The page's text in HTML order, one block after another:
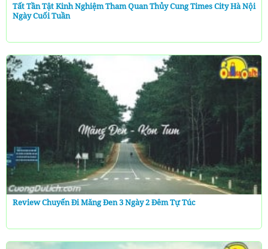
Tất Tần Tật Kinh Nghiệm Tham Quan Thủy Cung Times City Hà Nội
Ngày Cuối Tuần
Review Chuyến Đi Măng Đen 3 Ngày 2 Đêm Tự Túc